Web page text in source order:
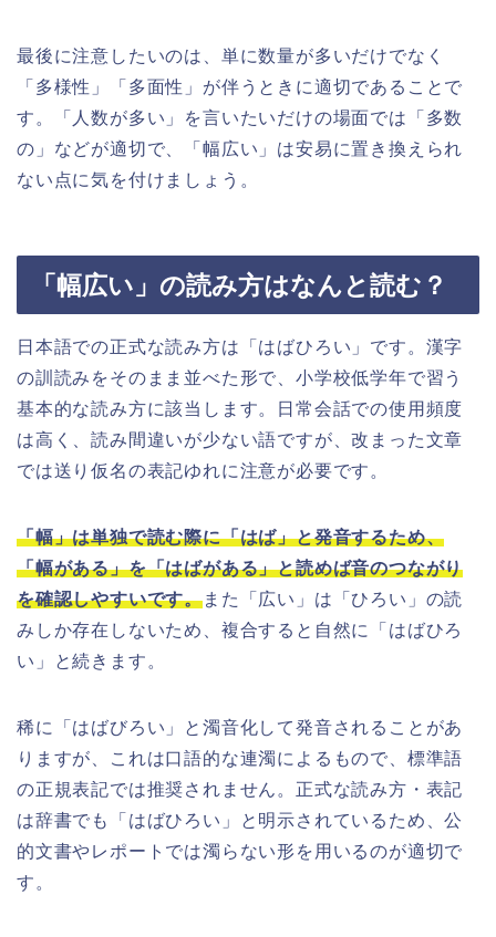
最後に注意したいのは、単に数量が多いだけでなく
「多様性」「多面性」が伴うときに適切であることで
す。「人数が多い」を言いたいだけの場面では「多数
の」などが適切で、「幅広い」は安易に置き換えられ
ない点に気を付けましょう。
「幅広い」の読み方はなんと読む？
日本語での正式な読み方は「はばひろい」です。漢字
の訓読みをそのまま並べた形で、小学校低学年で習う
基本的な読み方に該当します。日常会話での使用頻度
は高く、読み間違いが少ない語ですが、改まった文章
では送り仮名の表記ゆれに注意が必要です。
「幅」は単独で読む際に「はば」と発音するため、
「幅がある」を「はばがある」と読めば音のつながり
を確認しやすいです。また「広い」は「ひろい」の読
みしか存在しないため、複合すると自然に「はばひろ
い」と続きます。
稀に「はばびろい」と濁音化して発音されることがあ
りますが、これは口語的な連濁によるもので、標準語
の正規表記では推奨されません。正式な読み方・表記
は辞書でも「はばひろい」と明示されているため、公
的文書やレポートでは濁らない形を用いるのが適切で
す。